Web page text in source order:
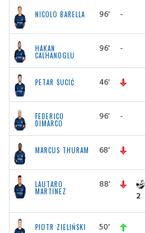
NICOLO BARELLA 96' -
HAKAN
CALHANOGLU
96' -
PETAR SUCIĆ 46'
FEDERICO
DIMARCO
96' -
MARCUS THURAM 68'
LAUTARO
MARTINEZ
88'
2
PIOTR ZIELIŃSKI 50'